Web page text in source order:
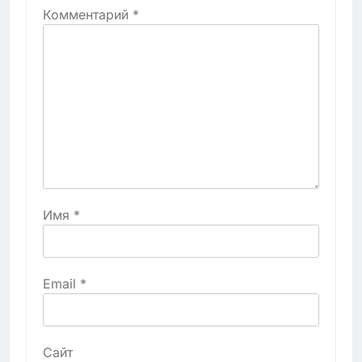
Комментарий *
Имя *
Email *
Сайт